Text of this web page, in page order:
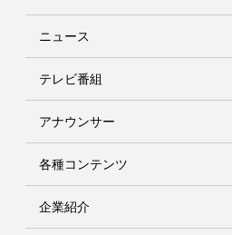
ニュース
テレビ番組
アナウンサー
各種コンテンツ
企業紹介